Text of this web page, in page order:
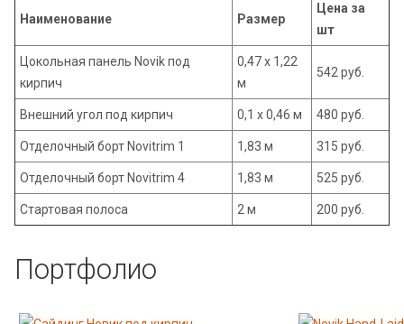
Наименование Размер
Цена за
шт
Цокольная панель Novik под
кирпич
0,47 х 1,22
м
542 руб.
Внешний угол под кирпич 0,1 х 0,46 м 480 руб.
Отделочный борт Novitrim 1 1,83 м 315 руб.
Отделочный борт Novitrim 4 1,83 м 525 руб.
Стартовая полоса 2 м 200 руб.
Портфолио